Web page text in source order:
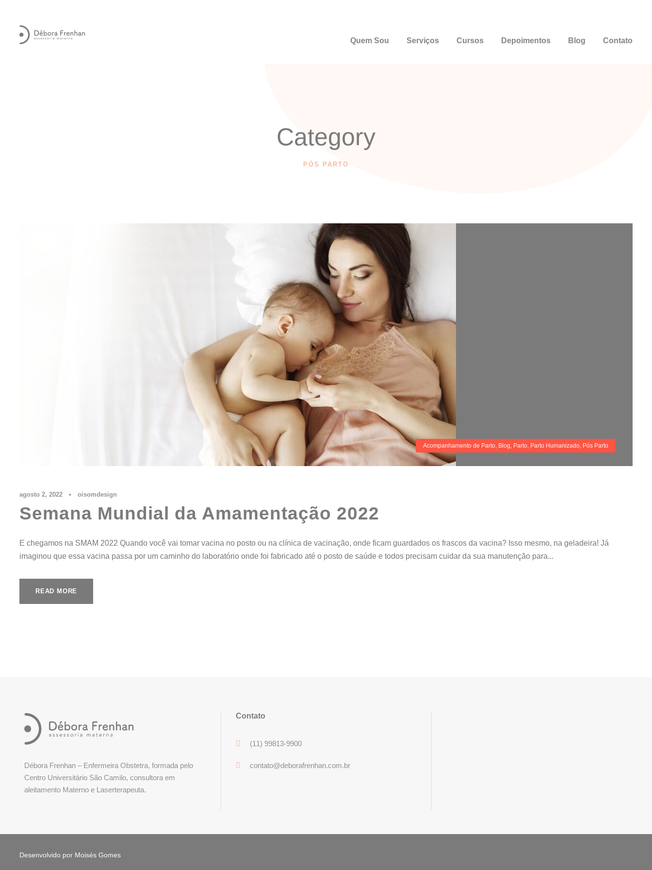
Quem Sou Serviços Cursos Depoimentos Blog Contato
Category
PÓS PARTO
Acompanhamento de Parto, Blog, Parto, Parto Humanizado, Pós Parto
agosto 2, 2022 • oisomdesign
Semana Mundial da Amamentação 2022
E chegamos na SMAM 2022 Quando você vai tomar vacina no posto ou na clínica de vacinação, onde ficam guardados os frascos da vacina? Isso mesmo, na geladeira! Já
imaginou que essa vacina passa por um caminho do laboratório onde foi fabricado até o posto de saúde e todos precisam cuidar da sua manutenção para...
READ MORE
Débora Frenhan – Enfermeira Obstetra, formada pelo
Centro Universitário São Camilo, consultora em
aleitamento Materno e Laserterapeuta.
Contato
(11) 99813-9900
contato@deborafrenhan.com.br
Desenvolvido por Moisés Gomes